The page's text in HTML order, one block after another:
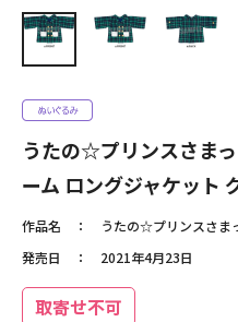
うたの☆プリンスさま
ーム ロングジャケット
作品名
うたの☆プリンスさま
発売日
2021年4月23日
取寄せ不可